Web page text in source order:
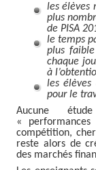
les élèves
plus
de PISA
le temps
plus
chaque
à
les
pour le
Aucune
«
compétition,
reste alors de
des marchés